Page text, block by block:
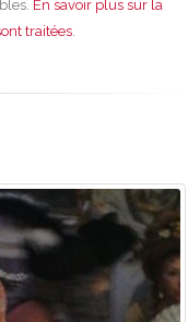
En savoir plus sur la
traitées.